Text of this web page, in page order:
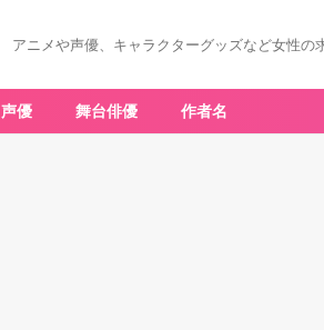
アニメや声優、キャラクターグッズなど女性の
声優 舞台俳優 作者名